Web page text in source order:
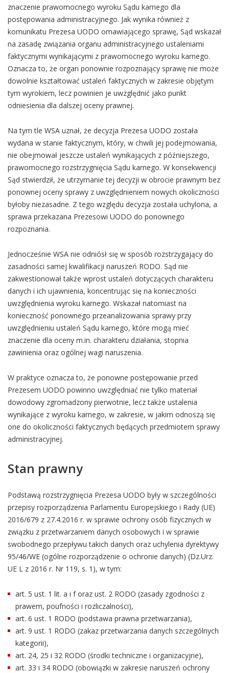
znaczenie prawomocnego wyroku Sądu karnego dla
postępowania administracyjnego. Jak wynika również z
komunikatu Prezesa UODO omawiającego sprawę, Sąd wskazał
na zasadę związania organu administracyjnego ustaleniami
faktycznymi wynikającymi z prawomocnego wyroku karnego.
Oznacza to, że organ ponownie rozpoznający sprawę nie może
dowolnie kształtować ustaleń faktycznych w zakresie objętym
tym wyrokiem, lecz powinien je uwzględnić jako punkt
odniesienia dla dalszej oceny prawnej.
Na tym tle WSA uznał, że decyzja Prezesa UODO została
wydana w stanie faktycznym, który, w chwili jej podejmowania,
nie obejmował jeszcze ustaleń wynikających z późniejszego,
prawomocnego rozstrzygnięcia Sądu karnego. W konsekwencji
Sąd stwierdził, że utrzymanie tej decyzji w obrocie prawnym bez
ponownej oceny sprawy z uwzględnieniem nowych okoliczności
byłoby niezasadne. Z tego względu decyzja została uchylona, a
sprawa przekazana Prezesowi UODO do ponownego
rozpoznania.
Jednocześnie WSA nie odniósł się w sposób rozstrzygający do
zasadności samej kwalifikacji naruszeń RODO. Sąd nie
zakwestionował także wprost ustaleń dotyczących charakteru
danych i ich ujawnienia, koncentrując się na konieczności
uwzględnienia wyroku karnego. Wskazał natomiast na
konieczność ponownego przeanalizowania sprawy przy
uwzględnieniu ustaleń Sądu karnego, które mogą mieć
znaczenie dla oceny m.in. charakteru działania, stopnia
zawinienia oraz ogólnej wagi naruszenia.
W praktyce oznacza to, że ponowne postępowanie przed
Prezesem UODO powinno uwzględniać nie tylko materiał
dowodowy zgromadzony pierwotnie, lecz także ustalenia
wynikające z wyroku karnego, w zakresie, w jakim odnoszą się
one do okoliczności faktycznych będących przedmiotem sprawy
administracyjnej.
Stan prawny
Podstawą rozstrzygnięcia Prezesa UODO były w szczególności
przepisy rozporządzenia Parlamentu Europejskiego i Rady (UE)
2016/679 z 27.4.2016 r. w sprawie ochrony osób fizycznych w
związku z przetwarzaniem danych osobowych i w sprawie
swobodnego przepływu takich danych oraz uchylenia dyrektywy
95/46/WE (ogólne rozporządzenie o ochronie danych) (Dz.Urz.
UE L z 2016 r. Nr 119, s. 1), w tym:
art. 5 ust. 1 lit. a i f oraz ust. 2 RODO (zasady zgodności z
prawem, poufności i rozliczalności),
art. 6 ust. 1 RODO (podstawa prawna przetwarzania),
art. 9 ust. 1 RODO (zakaz przetwarzania danych szczególnych
kategorii),
art. 24, 25 i 32 RODO (środki techniczne i organizacyjne),
art. 33 i 34 RODO (obowiązki w zakresie naruszeń ochrony